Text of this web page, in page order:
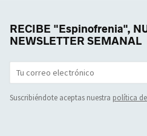
RECIBE "Espinofrenia",
NEWSLETTER SEMANAL
Suscribiéndote aceptas nuestra política